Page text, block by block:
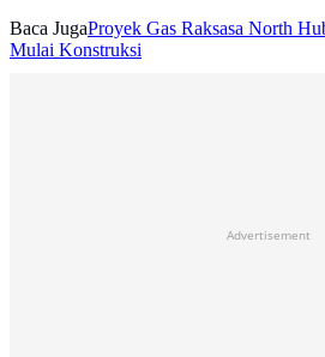
Baca JugaProyek Gas Raksasa North
Mulai Konstruksi
Advertisement